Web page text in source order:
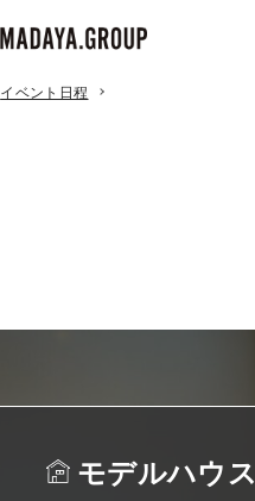
イベント日程
モデルハウス